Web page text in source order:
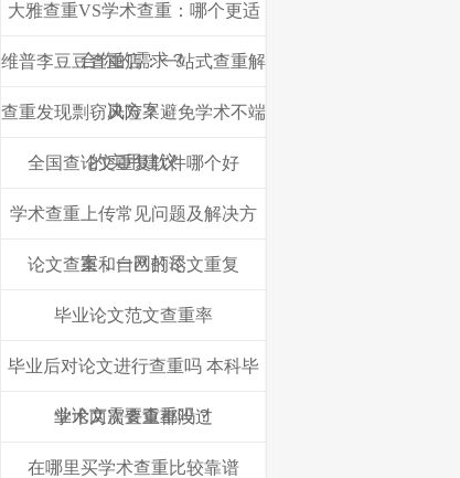
大雅查重VS学术查重：哪个更适
合你的需求？
维普李豆豆查重店：一站式查重解
决方案
查重发现剽窃风险？避免学术不端
的实用建议
全国查论文重复软件哪个好
学术查重上传常见问题及解决方
案，一网打尽
论文查重和自己的论文重复
毕业论文范文查重率
毕业后对论文进行查重吗 本科毕
业论文需要查重吗？
学术两次查重都没过
在哪里买学术查重比较靠谱